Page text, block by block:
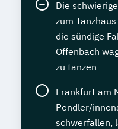
Die
zum
die sündige
Offenbach
zu tanzen
Frankfurt am
Pendler/
schwerfallen,